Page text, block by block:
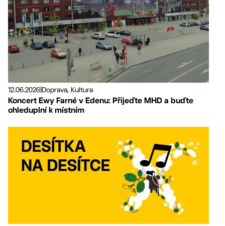
12.06.2026Doprava, Kultura
Koncert Ewy Farné v Edenu: Přijeďte MHD a buďte
ohleduplní k místním